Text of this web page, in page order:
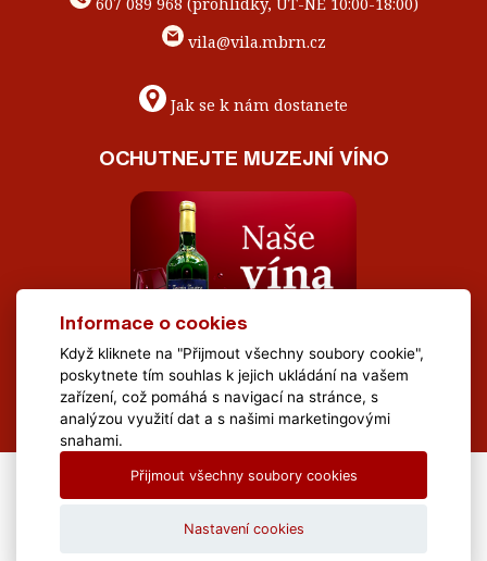
607 089 968 (prohlídky, ÚT-NE 10:00-18:00)
vila@vila.mbrn.cz
Jak se k nám dostanete
OCHUTNEJTE MUZEJNÍ VÍNO
All Rights Reserved Muzeum Brněnska © 2020, Webdesign by
Informace o cookies
Když kliknete na "Přijmout všechny soubory cookie",
poskytnete tím souhlas k jejich ukládání na vašem
zařízení, což pomáhá s navigací na stránce, s
analýzou využití dat a s našimi marketingovými
snahami.
Přijmout všechny soubory cookies
Nastavení cookies